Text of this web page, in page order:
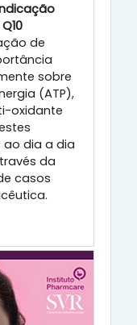
de
sobre
(ATP),
oxidante
dia a dia
da
casos